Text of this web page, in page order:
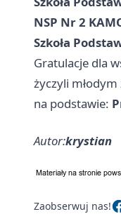
NSP Nr 2
Szkoła
Gratulacje dla
życzyli
na podstawie:
Autor:krystian
Zaobserwuj nas!